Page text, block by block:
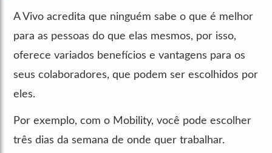
A Vivo acredita que ninguém sabe o que é melhor
para as pessoas do que elas mesmos, por isso,
oferece variados benefícios e vantagens para os
seus colaboradores, que podem ser escolhidos por
eles.
Por exemplo, com o Mobility, você pode escolher
três dias da semana de onde quer trabalhar.